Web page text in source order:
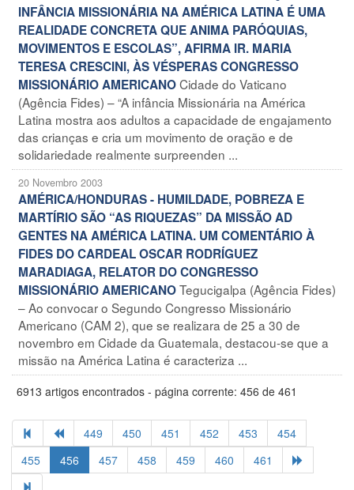
INFÂNCIA MISSIONÁRIA NA AMÉRICA LATINA É UMA
REALIDADE CONCRETA QUE ANIMA PARÓQUIAS,
MOVIMENTOS E ESCOLAS”, AFIRMA IR. MARIA
TERESA CRESCINI, ÀS VÉSPERAS CONGRESSO
MISSIONÁRIO AMERICANOCidade do Vaticano
(Agência Fides) – “A infância Missionária na América
Latina mostra aos adultos a capacidade de engajamento
das crianças e cria um movimento de oração e de
solidariedade realmente surpreenden ...
20 Novembro 2003
AMÉRICA/HONDURAS - HUMILDADE, POBREZA E
MARTÍRIO SÃO “AS RIQUEZAS” DA MISSÃO AD
GENTES NA AMÉRICA LATINA. UM COMENTÁRIO À
FIDES DO CARDEAL OSCAR RODRÍGUEZ
MARADIAGA, RELATOR DO CONGRESSO
MISSIONÁRIO AMERICANOTegucigalpa (Agência Fides)
– Ao convocar o Segundo Congresso Missionário
Americano (CAM 2), que se realizara de 25 a 30 de
novembro em Cidade da Guatemala, destacou-se que a
missão na América Latina é caracteriza ...
6913 artigos encontrados - página corrente: 456 de 461
449 450 451 452 453
454
455
456 457 458 459 460 461